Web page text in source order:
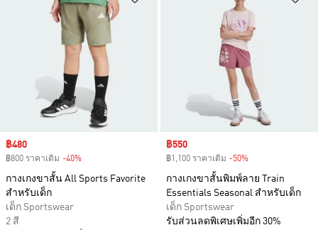
Sale price
฿480
฿800 ราคาเดิม -40%
กางเกงขาสั้น All Sports Favorite
สำหรับเด็ก
เด็ก Sportswear
2 สี
Sale price
฿550
฿1,100 ราคาเดิม -50%
กางเกงขาสั้นพิมพ์ลาย Train
Essentials Seasonal สำหรับเด็ก
เด็ก Sportswear
รับส่วนลดพิเศษเพิ่มอีก 30%